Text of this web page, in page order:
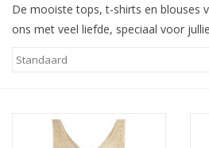
Schoenen
Sieraden
De mooiste tops, t-shirts en blouses
ons met veel liefde, speciaal voor